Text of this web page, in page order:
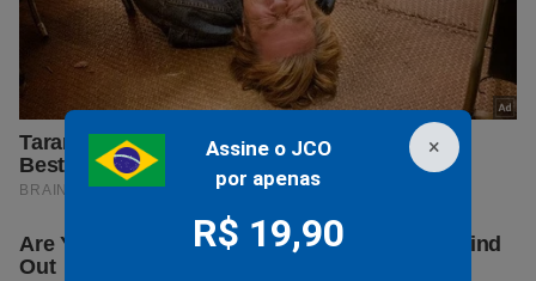
×
Assine o JCO
por apenas
R$ 19,90